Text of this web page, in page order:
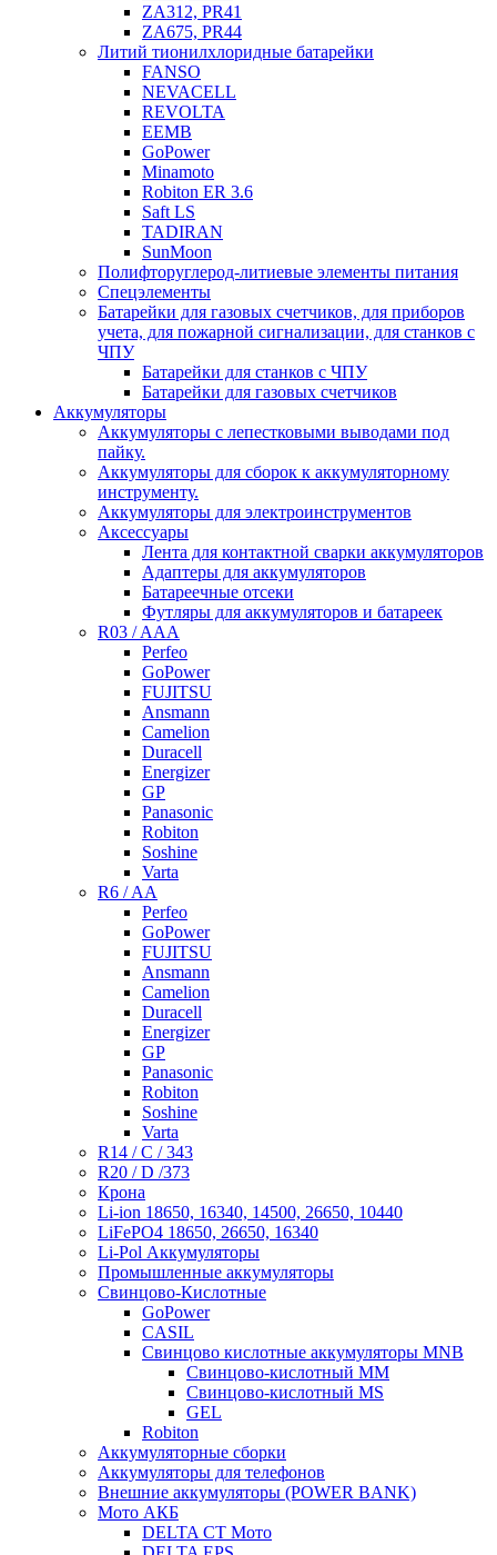
ZA312, PR41
ZA675, PR44
Литий тионилхлоридные батарейки
FANSO
NEVACELL
REVOLTA
EEMB
GoPower
Minamoto
Robiton ER 3.6
Saft LS
TADIRAN
SunMoon
Полифторуглерод-литиевые элементы питания
Спецэлементы
Батарейки для газовых счетчиков, для приборов
учета, для пожарной сигнализации, для станков с
ЧПУ
Батарейки для станков с ЧПУ
Батарейки для газовых счетчиков
Аккумуляторы
Аккумуляторы с лепестковыми выводами под
пайку.
Аккумуляторы для сборок к аккумуляторному
инструменту.
Аккумуляторы для электроинструментов
Аксессуары
Лента для контактной сварки аккумуляторов
Адаптеры для аккумуляторов
Батареечные отсеки
Футляры для аккумуляторов и батареек
R03 / AAA
Perfeo
GoPower
FUJITSU
Ansmann
Camelion
Duracell
Energizer
GP
Panasonic
Robiton
Soshine
Varta
R6 / AA
Perfeo
GoPower
FUJITSU
Ansmann
Camelion
Duracell
Energizer
GP
Panasonic
Robiton
Soshine
Varta
R14 / C / 343
R20 / D /373
Крона
Li-ion 18650, 16340, 14500, 26650, 10440
LiFePO4 18650, 26650, 16340
Li-Pol Аккумуляторы
Промышленные аккумуляторы
Свинцово-Кислотные
GoPower
CASIL
Свинцово кислотные аккумуляторы MNB
Cвинцово-кислотный MM
Cвинцово-кислотный MS
GEL
Robiton
Аккумуляторные сборки
Аккумуляторы для телефонов
Внешние аккумуляторы (POWER BANK)
Мото АКБ
DELTA CT Мото